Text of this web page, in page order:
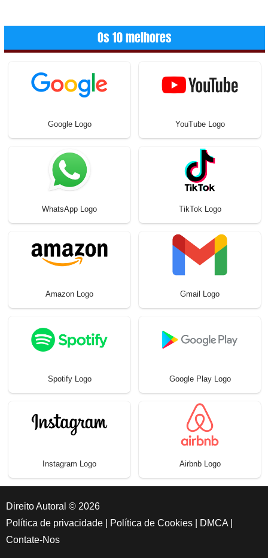
Os 10 melhores
Google Logo YouTube Logo
WhatsApp Logo TikTok Logo
Amazon Logo Gmail Logo
Spotify Logo Google Play Logo
Instagram Logo Airbnb Logo
Direito Autoral © 2026
Política de privacidade
Política de Cookies DMCA
Contate-Nos